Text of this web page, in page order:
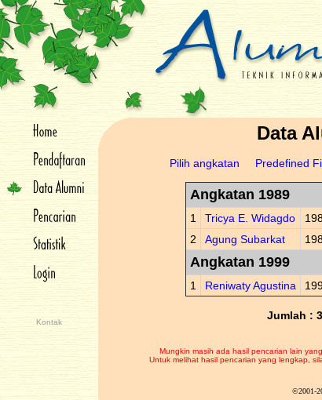
Kontak
Data
Pilih angkatan Predefined
Angkatan 1989
1 Tricya E. Widagdo
2
Agung Subarkat
Angkatan 1999
1 Reniwaty Agustina
Jumlah :
Mungkin masih ada hasil pencarian lain
Untuk melihat hasil pencarian yang lengkap,
©2001-